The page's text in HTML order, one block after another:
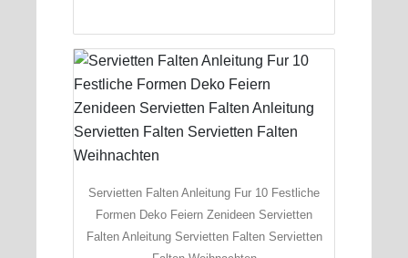
Servietten Falten Anleitung Fur 10 Festliche
Formen Deko Feiern Zenideen Servietten
Falten Anleitung Servietten Falten Servietten